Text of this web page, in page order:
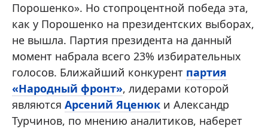
Порошенко». Но стопроцентной победа эта,
как у Порошенко на президентских выборах,
не вышла. Партия президента на данный
момент набрала всего 23% избирательных
голосов. Ближайший конкурент партия
«Народный фронт», лидерами которой
являются Арсений Яценюк и Александр
Турчинов, по мнению аналитиков, наберет